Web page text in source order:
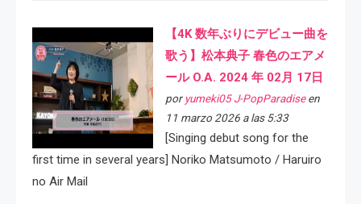
【4K 数年ぶりにデビュー曲を
歌う】松本典子 春色のエアメ
ール O.A. 2024 年 02月 17日
por yumeki05 J-PopParadiseen
11 marzo 2026 a las 5:33
[Singing debut song for the
first time in several years] Noriko Matsumoto / Haruiro
no Air Mail